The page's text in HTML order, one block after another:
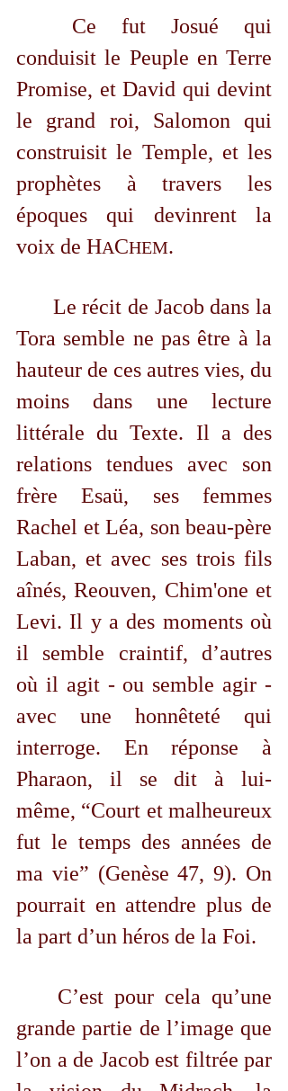
Ce fut Josué qui
conduisit le Peuple en Terre
Promise, et David qui devint
le grand roi, Salomon qui
construisit le Temple, et les
prophètes à travers les
époques qui devinrent la
voix de HACHEM.
Tora semble ne pas être à la
hauteur de ces autres vies, du
moins dans une lecture
littérale du Texte. Il a des
relations tendues avec son
frère Esaü, ses femmes
Rachel et Léa, son beau-père
Laban, et avec ses trois fils
aînés, Reouven, Chim'one et
Levi. Il y a des moments où
il semble craintif, d’autres
où il agit - ou semble agir -
avec une honnêteté qui
interroge. En réponse à
Pharaon, il se dit à lui-
même, “Court et malheureux
fut le temps des années de
ma vie” (Genèse 47, 9). On
pourrait en attendre plus de
la part d’un héros de la Foi.
grande partie de l’image que
l’on a de Jacob est filtrée par